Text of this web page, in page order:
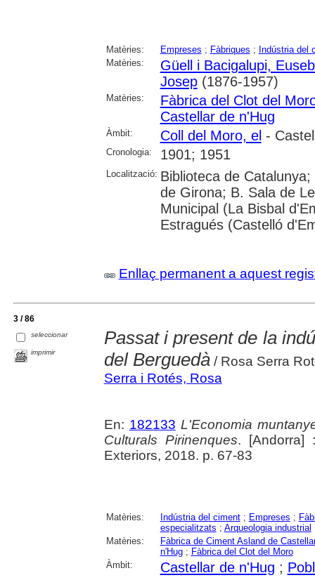
Matèries: Empreses ; Fàbriques ; Indústria del
Matèries:
Güell i Bacigalupi,
Josep(1876-1957)
Matèries:
Fàbrica del Clot del
Castellar de n'Hug
Àmbit: Coll del Moro, el -
Cronologia: 1901; 1951
Localització: Biblioteca de
de Girona; B. Sala de
Municipal (La Bisbal
Estragués (Castelló
Enllaç permanent a aquest
3 / 86
seleccionar
imprimir
Passat i present de la
del Berguedà/ Rosa Serra
Serra i Rotés, Rosa
En: 182133 L'Economia
Culturals Pirinenques. [Andorra]
Exteriors, 2018. p. 67-83
Matèries: Indústria del ciment; Empreses ;
especialitzats ; Arqueologia industrial
Matèries:
Fàbrica de Ciment Asland de
n'Hug; Fàbrica del Clot del Moro
Àmbit:
Castellar de n'Hug ;